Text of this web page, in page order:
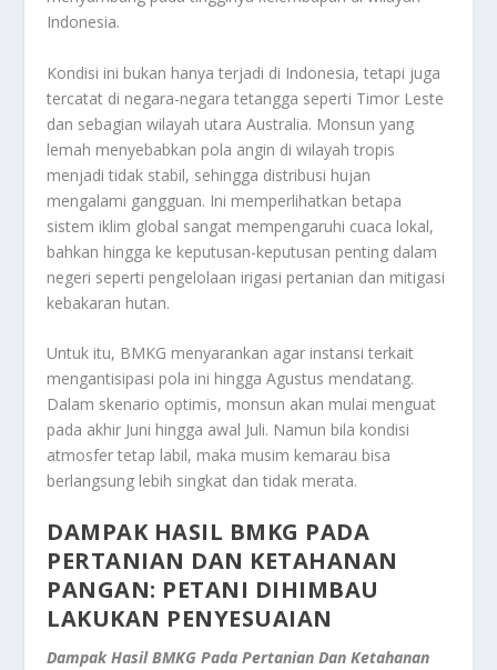
Indonesia.
Kondisi ini bukan hanya terjadi di Indonesia, tetapi juga
tercatat di negara-negara tetangga seperti Timor Leste
dan sebagian wilayah utara Australia. Monsun yang
lemah menyebabkan pola angin di wilayah tropis
menjadi tidak stabil, sehingga distribusi hujan
mengalami gangguan. Ini memperlihatkan betapa
sistem iklim global sangat mempengaruhi cuaca lokal,
bahkan hingga ke keputusan-keputusan penting dalam
negeri seperti pengelolaan irigasi pertanian dan mitigasi
kebakaran hutan.
Untuk itu, BMKG menyarankan agar instansi terkait
mengantisipasi pola ini hingga Agustus mendatang.
Dalam skenario optimis, monsun akan mulai menguat
pada akhir Juni hingga awal Juli. Namun bila kondisi
atmosfer tetap labil, maka musim kemarau bisa
berlangsung lebih singkat dan tidak merata.
DAMPAK HASIL BMKG PADA
PERTANIAN DAN KETAHANAN
PANGAN: PETANI DIHIMBAU
LAKUKAN PENYESUAIAN
Dampak Hasil BMKG Pada Pertanian Dan Ketahanan